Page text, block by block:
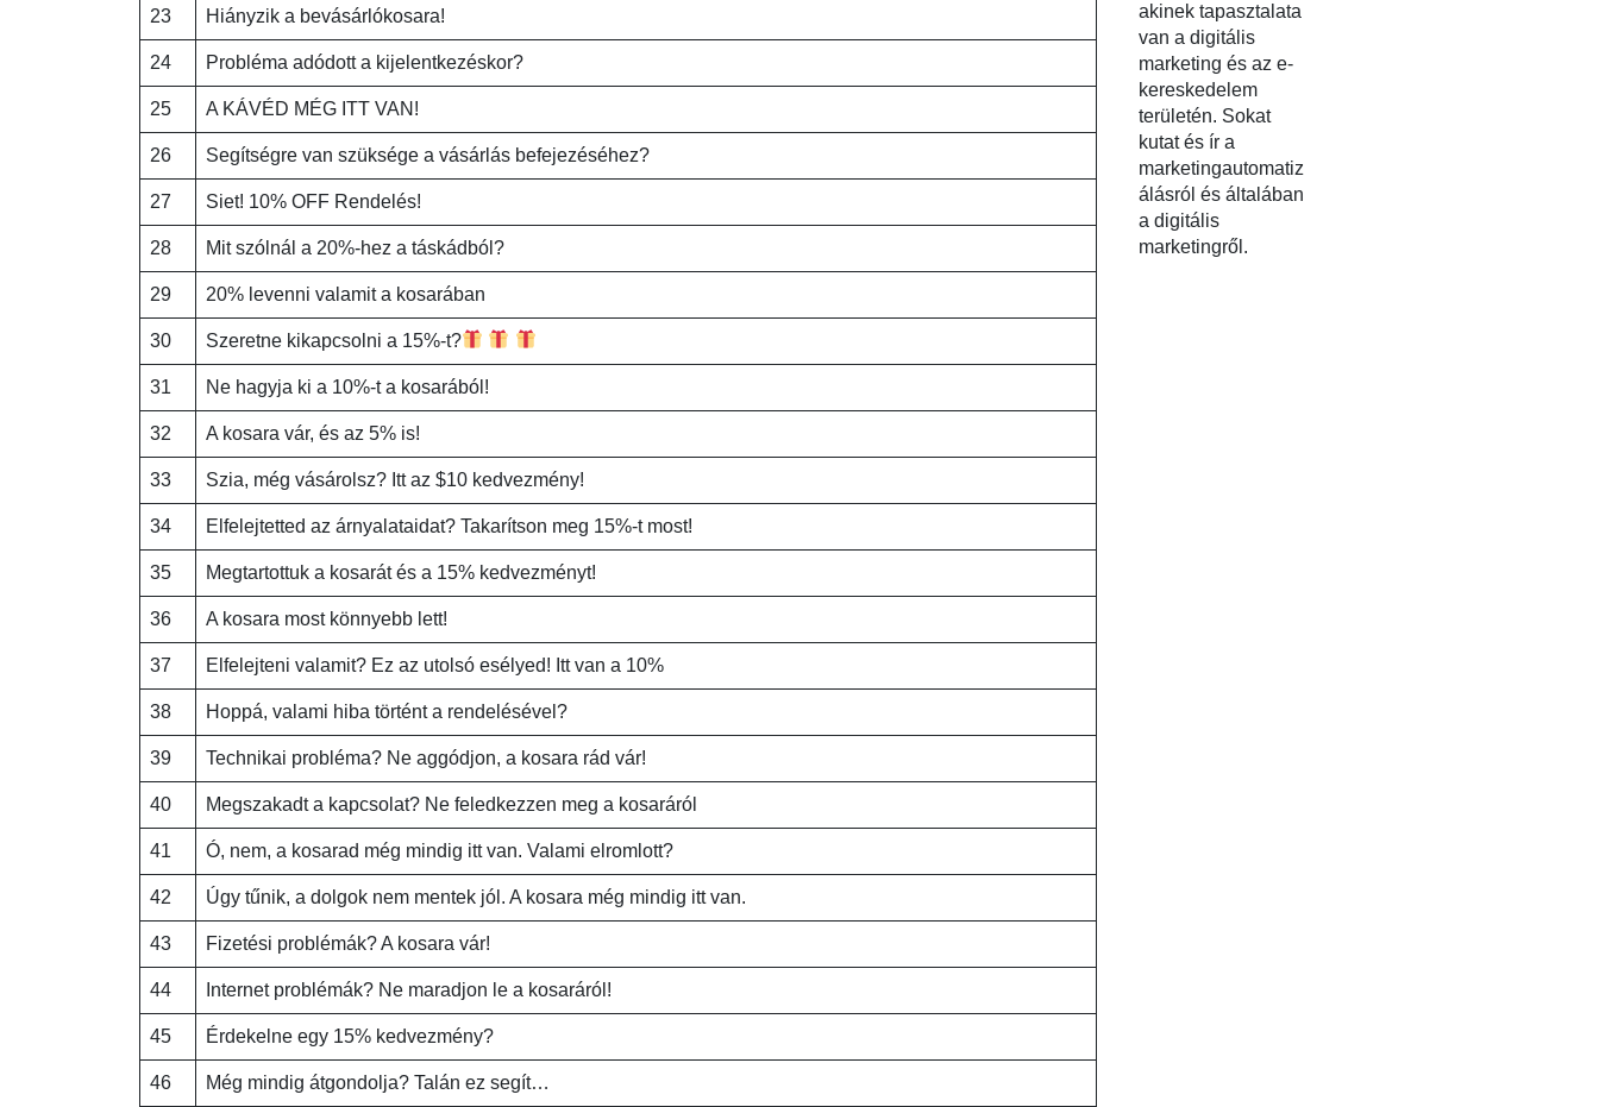
23 Hiányzik a bevásárlókosara!
24 Probléma adódott a kijelentkezéskor?
25 A KÁVÉD MÉG ITT VAN!
26 Segítségre van szüksége a vásárlás befejezéséhez?
27 Siet! 10% OFF Rendelés!
28 Mit szólnál a 20%-hez a táskádból?
29 20% levenni valamit a kosarában
30 Szeretne kikapcsolni a 15%-t?
31 Ne hagyja ki a 10%-t a kosarából!
32 A kosara vár, és az 5% is!
33 Szia, még vásárolsz? Itt az $10 kedvezmény!
34 Elfelejtetted az árnyalataidat? Takarítson meg 15%-t most!
35 Megtartottuk a kosarát és a 15% kedvezményt!
36 A kosara most könnyebb lett!
37 Elfelejteni valamit? Ez az utolsó esélyed! Itt van a 10%
38 Hoppá, valami hiba történt a rendelésével?
39 Technikai probléma? Ne aggódjon, a kosara rád vár!
40 Megszakadt a kapcsolat? Ne feledkezzen meg a kosaráról
41 Ó, nem, a kosarad még mindig itt van. Valami elromlott?
42 Úgy tűnik, a dolgok nem mentek jól. A kosara még mindig itt van.
43 Fizetési problémák? A kosara vár!
44 Internet problémák? Ne maradjon le a kosaráról!
45 Érdekelne egy 15% kedvezmény?
46 Még mindig átgondolja? Talán ez segít…
akinek tapasztalata
van a digitális
marketing és az e-
kereskedelem
területén. Sokat
kutat és ír a
marketingautomatiz
álásról és általában
a digitális
marketingről.